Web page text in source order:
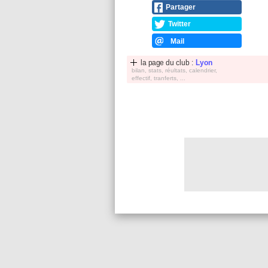
Partager
Twitter
Mail
la page du club : Lyon
bilan, stats, réultats, calendrier,
effectif, tranferts, ...